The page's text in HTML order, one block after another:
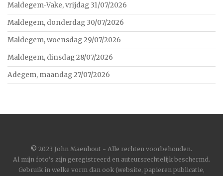
Maldegem-Vake, vrijdag 31/07/2026
Maldegem, donderdag 30/07/2026
Maldegem, woensdag 29/07/2026
Maldegem, dinsdag 28/07/2026
Adegem, maandag 27/07/2026
© 2023 John Maenhout - Alle rechten voorbehouden.
Al mijn foto's zijn geregistreerd en auteursrechtelijk beschermd.
Gebruik in welke vorm dan ook (website, papieren publicatie,